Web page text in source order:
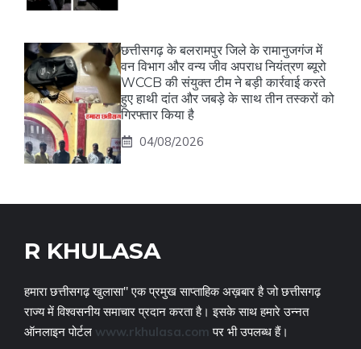
छत्तीसगढ़ के बलरामपुर जिले के रामानुजगंज में
वन विभाग और वन्य जीव अपराध नियंत्रण ब्यूरो
WCCB की संयुक्त टीम ने बड़ी कार्रवाई करते
हुए हाथी दांत और जबड़े के साथ तीन तस्करों को
गिरफ्तार किया है
04/08/2026
R KHULASA
हमारा छत्तीसगढ़ खुलासा" एक प्रमुख साप्ताहिक अख़बार है जो छत्तीसगढ़
राज्य में विश्वसनीय समाचार प्रदान करता है। इसके साथ हमारे उन्नत
ऑनलाइन पोर्टल www.rkhulasa.com पर भी उपलब्ध हैं।